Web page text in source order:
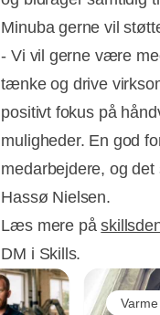
Minuba gerne vil
- Vi vil gerne være
tænke og drive
positivt fokus på
muligheder. En god
medarbejdere, og
Hassø Nielsen.
Læs mere på
DM i Skills.